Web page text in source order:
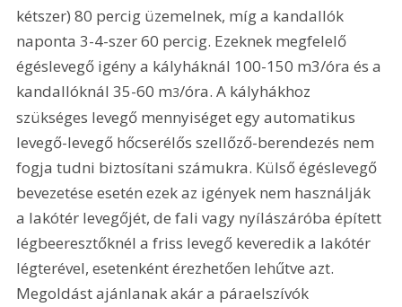
kétszer) 80 percig üzemelnek, míg a kandallók
naponta 3-4-szer 60 percig. Ezeknek megfelelő
égéslevegő igény a kályháknál 100-150 m3/óra és a
kandallóknál 35-60 m3/óra. A kályhákhoz
szükséges levegő mennyiséget egy automatikus
levegő-levegő hőcserélős szellőző-berendezés nem
fogja tudni biztosítani számukra. Külső égéslevegő
bevezetése esetén ezek az igények nem használják
a lakótér levegőjét, de fali vagy nyílászáróba épített
légbeeresztőknél a friss levegő keveredik a lakótér
légterével, esetenként érezhetően lehűtve azt.
Megoldást ajánlanak akár a páraelszí­vók